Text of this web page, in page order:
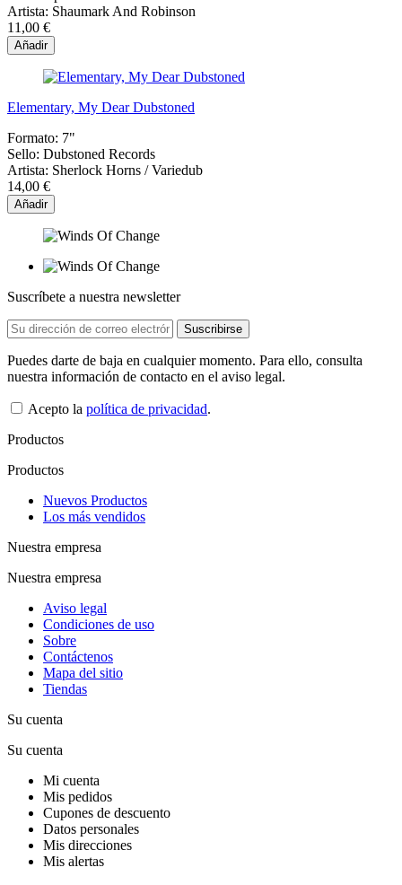
Artista: Shaumark And Robinson
11,00 €
Añadir
Elementary, My Dear Dubstoned
Formato: 7"
Sello: Dubstoned Records
Artista: Sherlock Horns / Variedub
14,00 €
Añadir
Suscríbete a nuestra newsletter
Puedes darte de baja en cualquier momento. Para ello, consulta
nuestra información de contacto en el aviso legal.
Acepto la política de privacidad.
Productos
Productos
Nuevos Productos
Los más vendidos
Nuestra empresa
Nuestra empresa
Aviso legal
Condiciones de uso
Sobre
Contáctenos
Mapa del sitio
Tiendas
Su cuenta
Su cuenta
Mi cuenta
Mis pedidos
Cupones de descuento
Datos personales
Mis direcciones
Mis alertas